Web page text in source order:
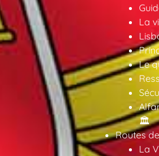
La
Le
🏛️
Routes
La